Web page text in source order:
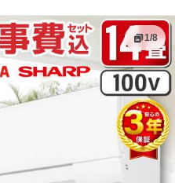
1/8